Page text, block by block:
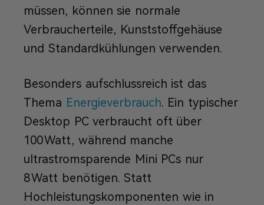
müssen, können sie normale
Verbraucherteile, Kunststoffgehäuse
und Standardkühlungen verwenden.
Besonders aufschlussreich ist das
Thema Energieverbrauch. Ein typischer
Desktop PC verbraucht oft über
100 Watt, während manche
ultrastromsparende Mini PCs nur
8 Watt benötigen. Statt
Hochleistungskomponenten wie in